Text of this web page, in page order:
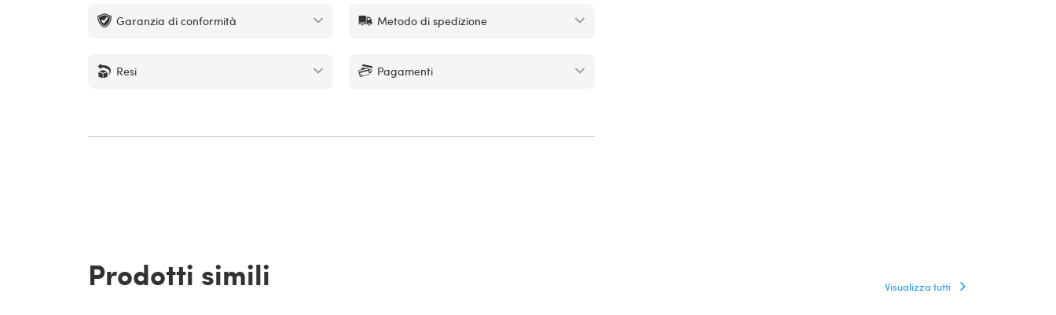
Garanzia di conformità Metodo di spedizione
Resi Pagamenti
Prodotti simili Visualizza tutti